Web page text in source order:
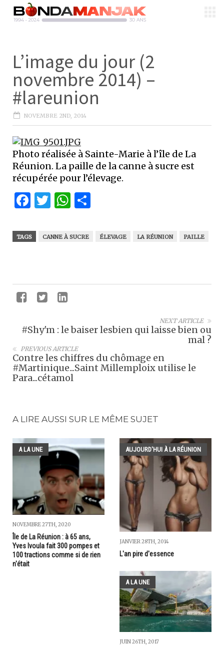
L’image du jour (2
novembre 2014) –
#lareunion
NOVEMBRE 2ND, 2014
Photo réalisée à Sainte-Marie à l’île de La
Réunion. La paille de la canne à sucre est
récupérée pour l’élevage.
Facebook
Twitter
WhatsApp
TAGS CANNE À SUCRE ÉLEVAGE LA RÉUNION PAILLE
NEXT ARTICLE
#Shy'm : le baiser lesbien qui laisse bien ou
mal ?
PREVIOUS ARTICLE
Contre les chiffres du chômage en
#Martinique...Saint Millemploix utilise le
Para...cétamol
A LIRE AUSSI SUR LE MÊME SUJET
A LA UNE
NOVEMBRE 27TH, 2020
Île de La Réunion : à 65 ans,
Yves Ivoula fait 300 pompes et
100 tractions comme si de rien
n'était
AUJOURD'HUI À LA RÉUNION
JANVIER 28TH, 2014
L'an pire d'essence
A LA UNE
JUIN 26TH, 2017